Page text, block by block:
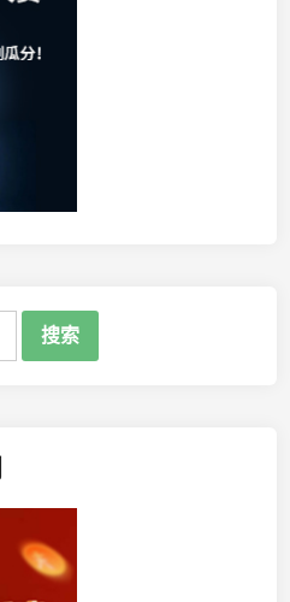
启
提